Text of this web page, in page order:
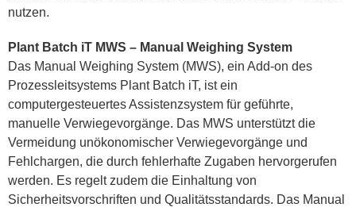
nutzen.
Plant Batch iT MWS – Manual Weighing System
Das Manual Weighing System (MWS), ein Add-on des
Prozessleitsystems Plant Batch iT, ist ein
computergesteuertes Assistenzsystem für geführte,
manuelle Verwiegevorgänge. Das MWS unterstützt die
Vermeidung unökonomischer Verwiegevorgänge und
Fehlchargen, die durch fehlerhafte Zugaben hervorgerufen
werden. Es regelt zudem die Einhaltung von
Sicherheitsvorschriften und Qualitätsstandards. Das Manual